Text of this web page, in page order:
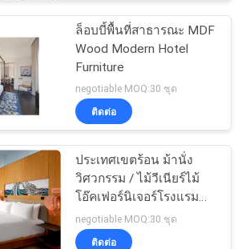
ล็อบบี้พื้นที่สาธารณะ MDF
Wood Modern Hotel
Furniture
negotiable MOQ:30 ชุด
ติดต่อ
ประเทศเขตร้อน ม้านั่ง
วิศวกรรม / ไม้วีเนียร์ไม้
โอ๊คเฟอร์นิเจอร์โรงแรม
สไตล์ธรรมชาติ
negotiable MOQ:30 ชุด
ติดต่อ